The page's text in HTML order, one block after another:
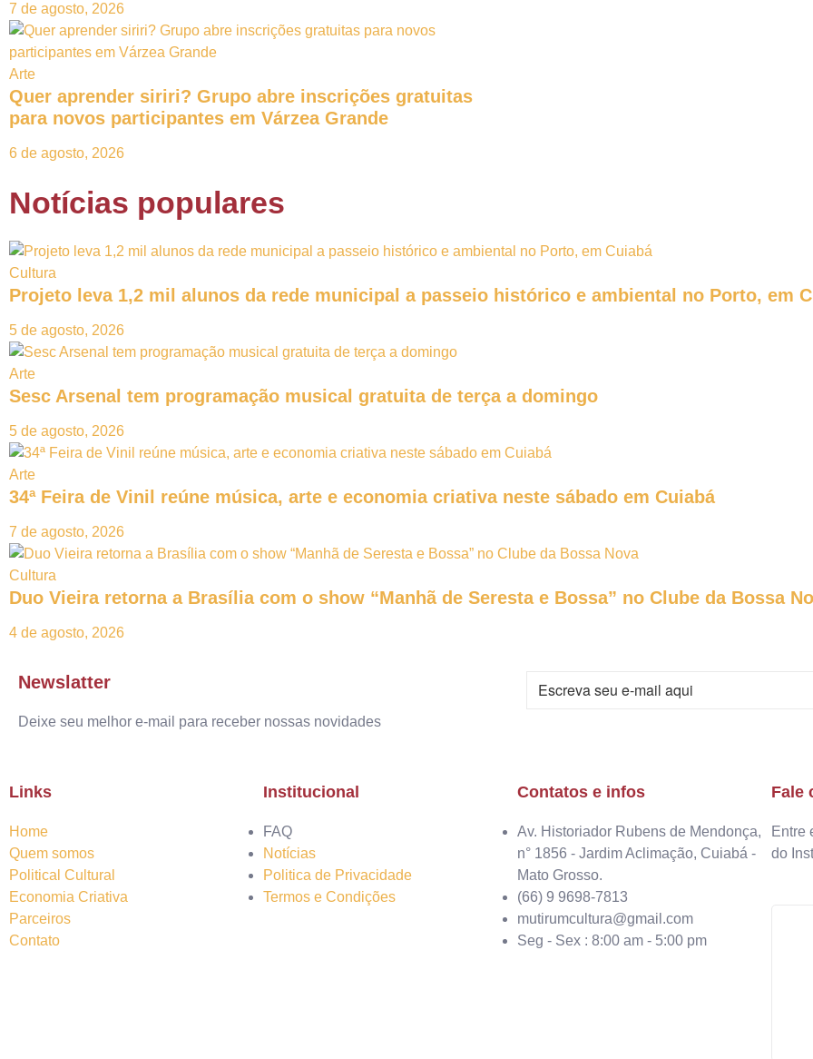
7 de agosto, 2026
Arte
Quer aprender siriri? Grupo abre inscrições gratuitas
para novos participantes em Várzea Grande
6 de agosto, 2026
Notícias populares
Cultura
Projeto leva 1,2 mil alunos da rede municipal a passeio histórico e ambiental no Porto, em
5 de agosto, 2026
Arte
Sesc Arsenal tem programação musical gratuita de terça a domingo
5 de agosto, 2026
Arte
34ª Feira de Vinil reúne música, arte e economia criativa neste sábado em Cuiabá
7 de agosto, 2026
Cultura
Duo Vieira retorna a Brasília com o show “Manhã de Seresta e Bossa” no Clube da Bossa
4 de agosto, 2026
Newslatter
Deixe seu melhor e-mail para receber nossas novidades
Links
Home
Quem somos
Political Cultural
Economia Criativa
Parceiros
Contato
Institucional
FAQ
Notícias
Politica de Privacidade
Termos e Condições
Contatos e infos
Av. Historiador Rubens de Mendonça,
n° 1856 - Jardim Aclimação, Cuiabá -
Mato Grosso.
(66) 9 9698-7813
mutirumcultura@gmail.com
Seg - Sex : 8:00 am - 5:00 pm
Fale
Entre
do